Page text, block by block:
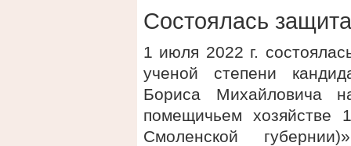
Состоялась защита
1 июля 2022 г.
ученой степени
Бориса Михайловича
помещичьем хозяйстве
Смоленской